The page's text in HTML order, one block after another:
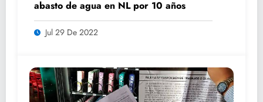
abasto de agua en NL por 10 años
Jul 29 De 2022